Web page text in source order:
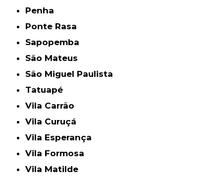
Penha
Ponte Rasa
Sapopemba
São Mateus
São Miguel Paulista
Tatuapé
Vila Carrão
Vila Curuçá
Vila Esperança
Vila Formosa
Vila Matilde